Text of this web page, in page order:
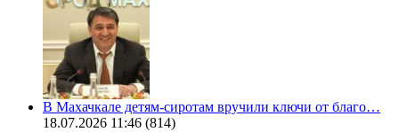
В Махачкале детям-сиротам вручили ключи от благо…
18.07.2026 11:46 (814)